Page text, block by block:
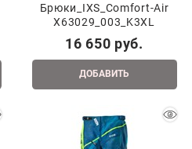
Брюки_IXS_Comfort-Air
X63029_003_K3XL
16 650 руб.
ДОБАВИТЬ